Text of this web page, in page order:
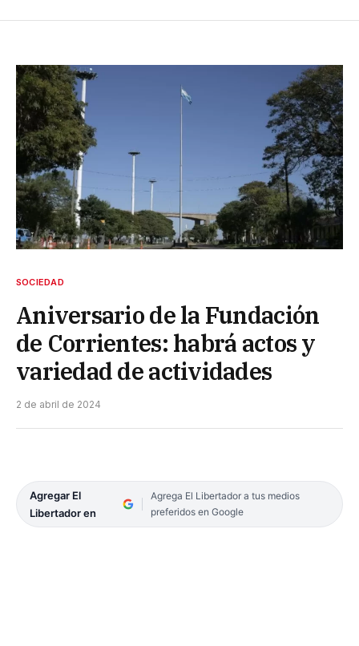
SOCIEDAD
Aniversario de la Fundación
de Corrientes: habrá actos y
variedad de actividades
2 de abril de 2024
Agregar El
Libertador en
Agrega El Libertador a tus medios
preferidos en Google